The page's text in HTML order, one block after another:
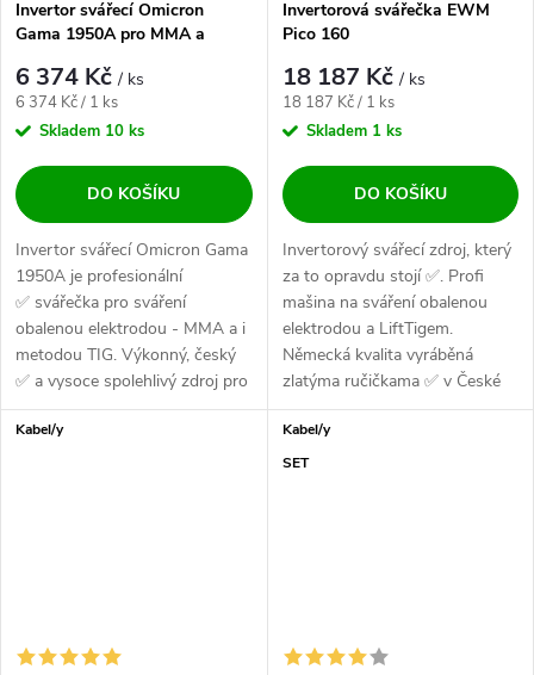
Invertor svářecí Omicron
Gama 1950A pro MMA a
6 374 Kč/ ks
Měrná cena:
6 374 Kč / 1 ks
Skladem 10 ks
DO KOŠÍKU
Invertor svářecí Omicron Gama
1950A je profesionální
✅ svářečka pro sváření
obalenou elektrodou - MMA a i
metodou TIG. Výkonný, český
✅ a vysoce spolehlivý zdroj pro
všechny...
Invertorová svářečka EWM
Pico 160
18 187 Kč/ ks
Měrná cena:
18 187 Kč / 1 ks
Skladem 1 ks
DO KOŠÍKU
Invertorový svářecí zdroj, který
za to opravdu stojí ✅. Profi
mašina na sváření obalenou
elektrodou a LiftTigem.
Německá kvalita vyráběná
zlatýma ručičkama ✅ v České
Republice....
Kabel/y
Kabel/y
SET